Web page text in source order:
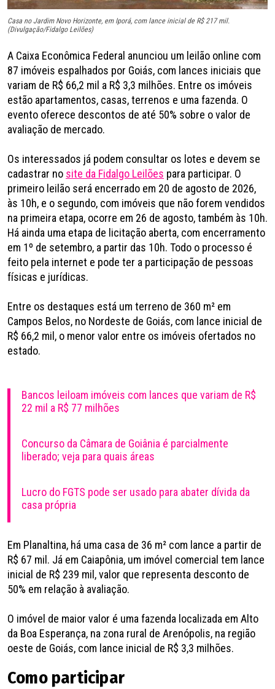
Casa no Jardim Novo Horizonte, em Iporá, com lance inicial de R$ 217 mil.
(Divulgação/Fidalgo Leilões)
A Caixa Econômica Federal anunciou um leilão online com
87 imóveis espalhados por Goiás, com lances iniciais que
variam de R$ 66,2 mil a R$ 3,3 milhões. Entre os imóveis
estão apartamentos, casas, terrenos e uma fazenda. O
evento oferece descontos de até 50% sobre o valor de
avaliação de mercado.
Os interessados já podem consultar os lotes e devem se
cadastrar no site da Fidalgo Leilões para participar. O
primeiro leilão será encerrado em 20 de agosto de 2026,
às 10h, e o segundo, com imóveis que não forem vendidos
na primeira etapa, ocorre em 26 de agosto, também às 10h.
Há ainda uma etapa de licitação aberta, com encerramento
em 1º de setembro, a partir das 10h. Todo o processo é
feito pela internet e pode ter a participação de pessoas
físicas e jurídicas.
Entre os destaques está um terreno de 360 m² em
Campos Belos, no Nordeste de Goiás, com lance inicial de
R$ 66,2 mil, o menor valor entre os imóveis ofertados no
estado.
Bancos leiloam imóveis com lances que variam de R$
22 mil a R$ 77 milhões
Concurso da Câmara de Goiânia é parcialmente
liberado; veja para quais áreas
Lucro do FGTS pode ser usado para abater dívida da
casa própria
Em Planaltina, há uma casa de 36 m² com lance a partir de
R$ 67 mil. Já em Caiapônia, um imóvel comercial tem lance
inicial de R$ 239 mil, valor que representa desconto de
50% em relação à avaliação.
O imóvel de maior valor é uma fazenda localizada em Alto
da Boa Esperança, na zona rural de Arenópolis, na região
oeste de Goiás, com lance inicial de R$ 3,3 milhões.
Como participar